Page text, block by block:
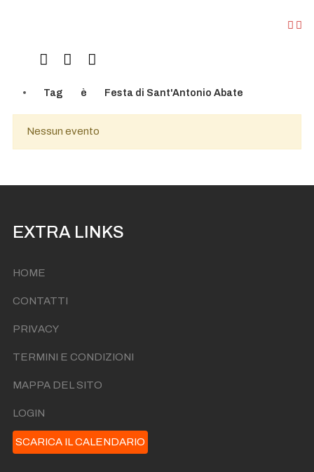
Tag è Festa di Sant'Antonio Abate
Nessun evento
EXTRA LINKS
HOME
CONTATTI
PRIVACY
TERMINI E CONDIZIONI
MAPPA DEL SITO
LOGIN
SCARICA IL CALENDARIO